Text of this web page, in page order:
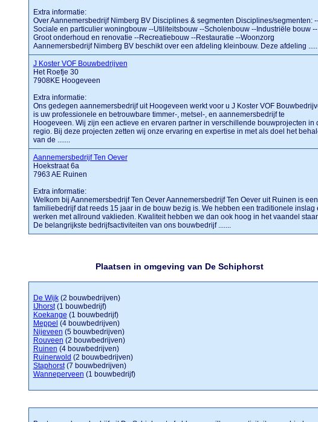
Extra informatie:
Over Aannemersbedrijf Nimberg BV Disciplines & segmenten Disciplines/segmenten:
Sociale en particulier woningbouw --Utiliteitsbouw --Scholenbouw --Industriële bouw --
Groot onderhoud en renovatie --Recreatiebouw --Restauratie --Woonzorg
Aannemersbedrijf Nimberg BV beschikt over een afdeling kleinbouw. Deze afdeling
J Koster VOF Bouwbedrijven
Het Roefje 30
7908KE Hoogeveen
Extra informatie:
Ons gedegen aannemersbedrijf uit Hoogeveen werkt voor u J Koster VOF
is uw professionele en betrouwbare timmer-, metsel-, en aannemersbedrijf te
Hoogeveen. Wij zijn een actieve en ervaren partner in verschillende bouwprojecten in
regio. Bij deze projecten zetten wij onze ervaring en expertise in met als doel het
van de .......
Aannemersbedrijf Ten Oever
Hoekstraat 6a
7963 AE Ruinen
Extra informatie:
Welkom bij Aannemersbedrijf Ten Oever Aannemersbedrijf Ten Oever uit Ruinen is een
familiebedrijf dat reeds 15 jaar in de bouw bezig is. We hebben een traditionele inslag
werken met allround vaklieden. Kwaliteit hebben we dan ook hoog in het vaandel
De belangrijkste bedrijfsactiviteiten van ons bouwbedrijf .......
Plaatsen in omgeving van De Schiphorst
De Wijk(2 bouwbedrijven)
IJhorst(1 bouwbedrijf)
Koekange (1 bouwbedrijf)
Meppel (4 bouwbedrijven)
Nijeveen (5 bouwbedrijven)
Rouveen (2 bouwbedrijven)
Ruinen (4 bouwbedrijven)
Ruinerwold (2 bouwbedrijven)
Staphorst(7 bouwbedrijven)
Wanneperveen (1 bouwbedrijf)